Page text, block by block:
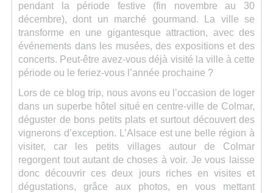
pendant la période festive (fin novembre au 30
décembre), dont un marché gourmand. La ville se
transforme en une gigantesque attraction, avec des
événements dans les musées, des expositions et des
concerts. Peut-être avez-vous déjà visité la ville à cette
période ou le feriez-vous l’année prochaine ?
Lors de ce blog trip, nous avons eu l’occasion de loger
dans un superbe hôtel situé en centre-ville de Colmar,
déguster de bons petits plats et surtout découvert des
vignerons d’exception. L’Alsace est une belle région à
visiter, car les petits villages autour de Colmar
regorgent tout autant de choses à voir. Je vous laisse
donc découvrir ces deux jours riches en visites et
dégustations, grâce aux photos, en vous mettant